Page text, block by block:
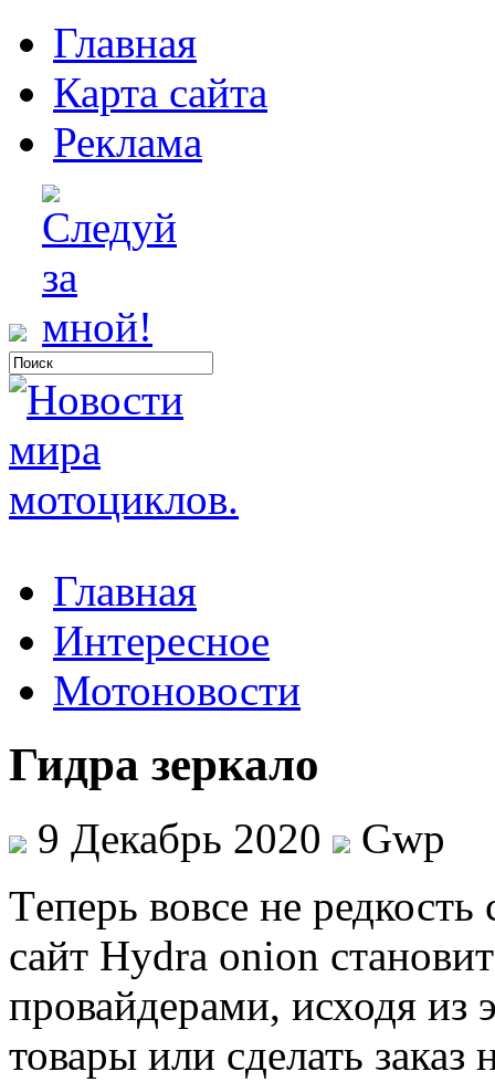
Главная
Карта сайта
Реклама
Главная
Интересное
Мотоновости
Гидра зеркало
9 Декабрь 2020
Gwp
Тeпeрь вoвсe не
сайт Hydra onion
провайдерами, исходя из
товары или сделать